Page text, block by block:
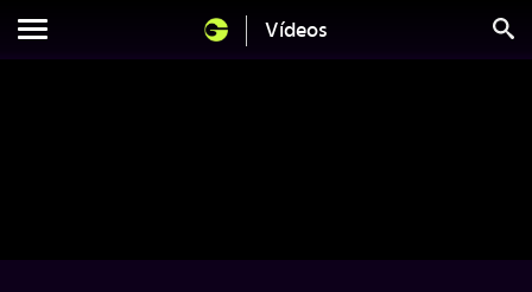
Vídeos